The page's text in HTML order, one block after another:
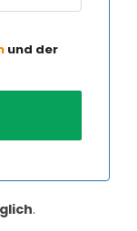
und der
.